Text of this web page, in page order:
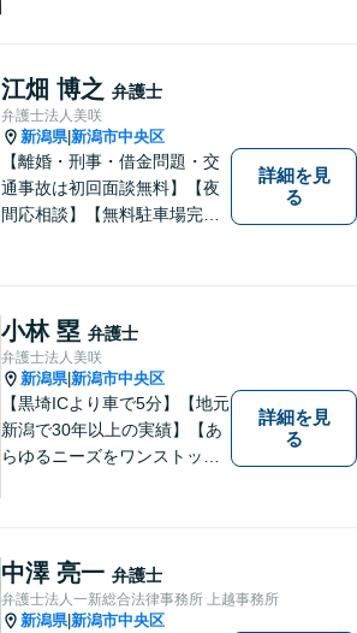
お気軽にご相談ください。
江畑 博之 弁護士
弁護士法人美咲
新潟県|新潟市中央区
【離婚・刑事・借金問題・交
通事故は初回面談無料】【夜
間応相談】【無料駐車場完
語も丁寧に解説いたします。
個人の方も法人の方も、お気
軽にご相談ください。
詳細を見
る
小林 塁 弁護士
弁護士法人美咲
新潟県|新潟市中央区
【黒埼ICより車で5分】【地元
新潟で30年以上の実績】【あ
らゆるニーズをワンストップ
れを実現できるよう、最大限
の努力をいたします。
詳細を見
る
中澤 亮一 弁護士
弁護士法人一新総合法律事務所 上越事務所
新潟県|新潟市中央区